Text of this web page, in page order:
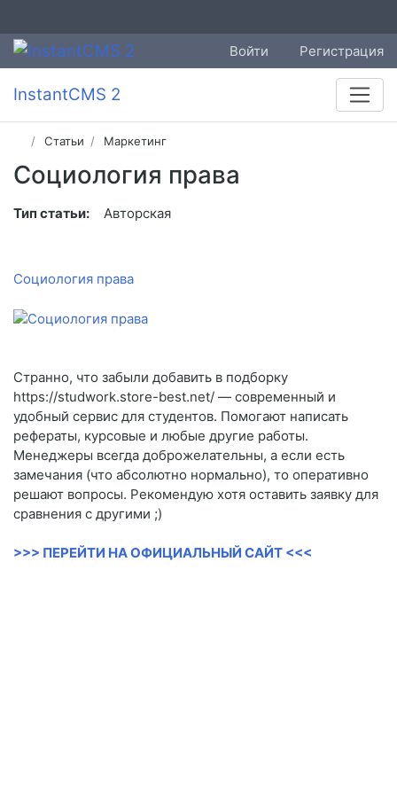
Войти Регистрация
InstantCMS 2
Статьи Маркетинг
Социология права
Тип статьи: Авторская
Социология права
Странно, что забыли добавить в подборку
https://studwork.store-best.net/ — современный и
удобный сервис для студентов. Помогают написать
рефераты, курсовые и любые другие работы.
Менеджеры всегда доброжелательны, а если есть
замечания (что абсолютно нормально), то оперативно
решают вопросы. Рекомендую хотя оставить заявку для
сравнения с другими ;)
>>> ПЕРЕЙТИ НА ОФИЦИАЛЬНЫЙ САЙТ <<<